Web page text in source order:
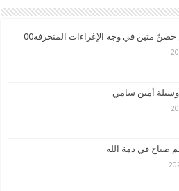
حصنٌ متين في وجه الإغراءات المنحرفة00
أمين سامي
صباح في ذمة الله